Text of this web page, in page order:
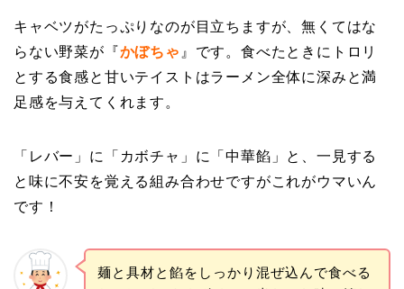
キャベツがたっぷりなのが目立ちますが、無くてはな
らない野菜が『かぼちゃ 』です。食べたときにトロリ
とする食感と甘いテイストはラーメン全体に深みと満
足感を与えてくれます。
「レバー」に「カボチャ」に「中華餡」と、一見する
と味に不安を覚える組み合わせですがこれがウマいん
です！
麺と具材と餡をしっかり混ぜ込んで食べる